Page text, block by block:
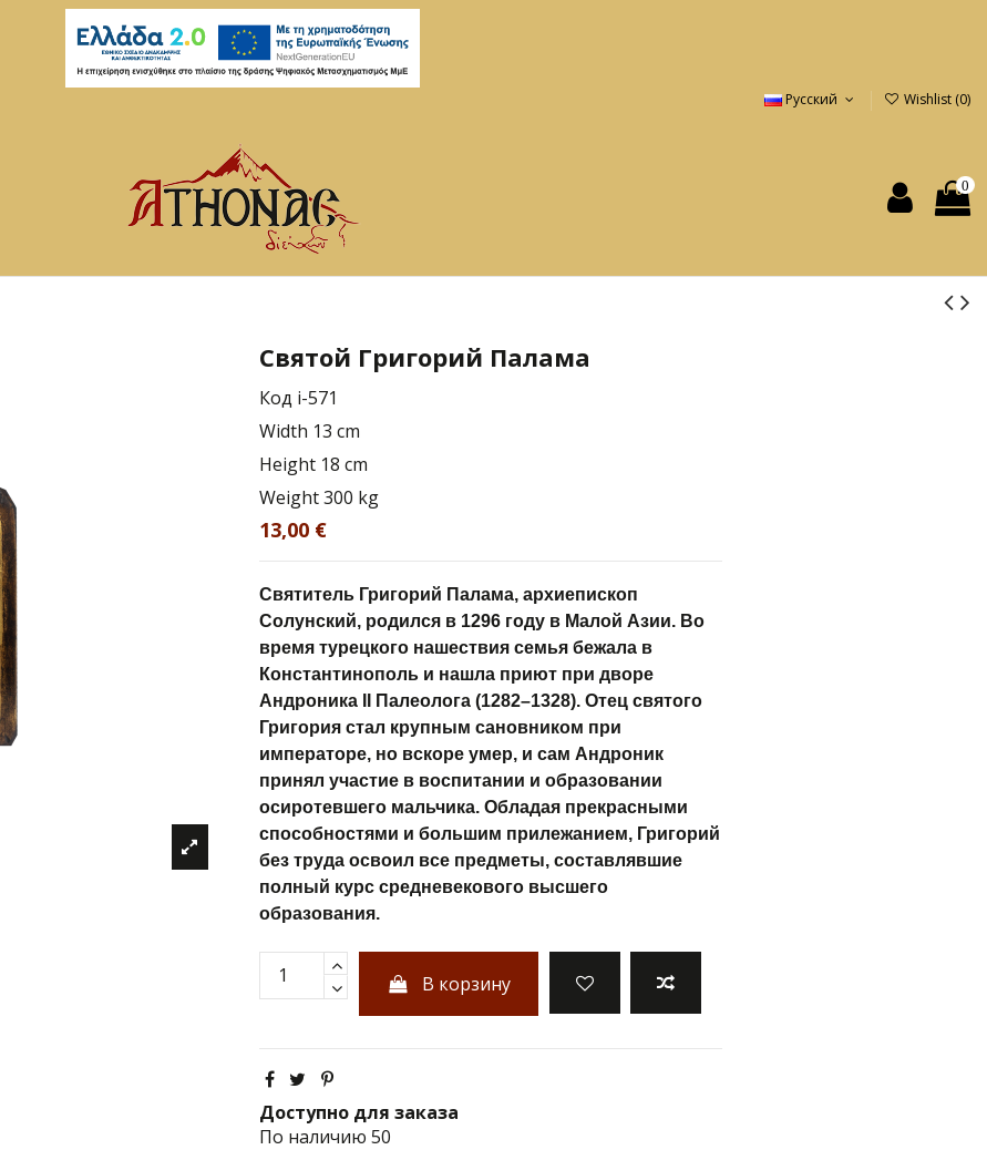
Русский Wishlist (0)
0
Святой Григорий Палама
Код i-571
Width 13 cm
Height 18 cm
Weight300 kg
13,00 €
Святитель Григорий Палама, архиепископ
Солунский, родился в 1296 году в Малой Азии. Во
время турецкого нашествия семья бежала в
Константинополь и нашла приют при дворе
Андроника II Палеолога (1282–1328). Отец святого
Григория стал крупным сановником при
императоре, но вскоре умер, и сам Андроник
принял участие в воспитании и образовании
осиротевшего мальчика. Обладая прекрасными
способностями и большим прилежанием, Григорий
без труда освоил все предметы, составлявшие
полный курс средневекового высшего
образования.
В корзину
Доступно для заказа
По наличию 50